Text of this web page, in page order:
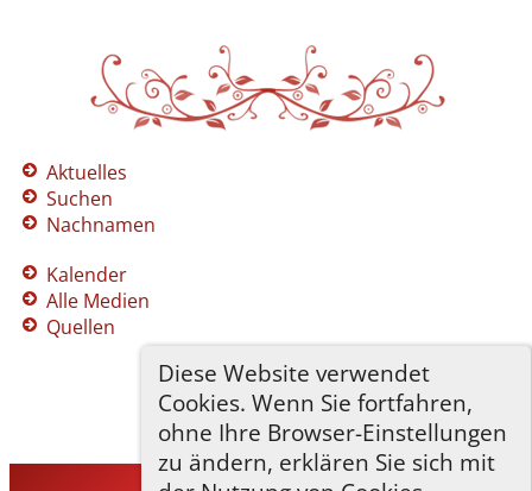
Diese Website verwendet
Cookies. Wenn Sie fortfahren,
ohne Ihre Browser-Einstellungen
zu ändern, erklären Sie sich mit
Aktuelles
Suchen
Nachnamen
Kalender
Alle Medien
Quellen